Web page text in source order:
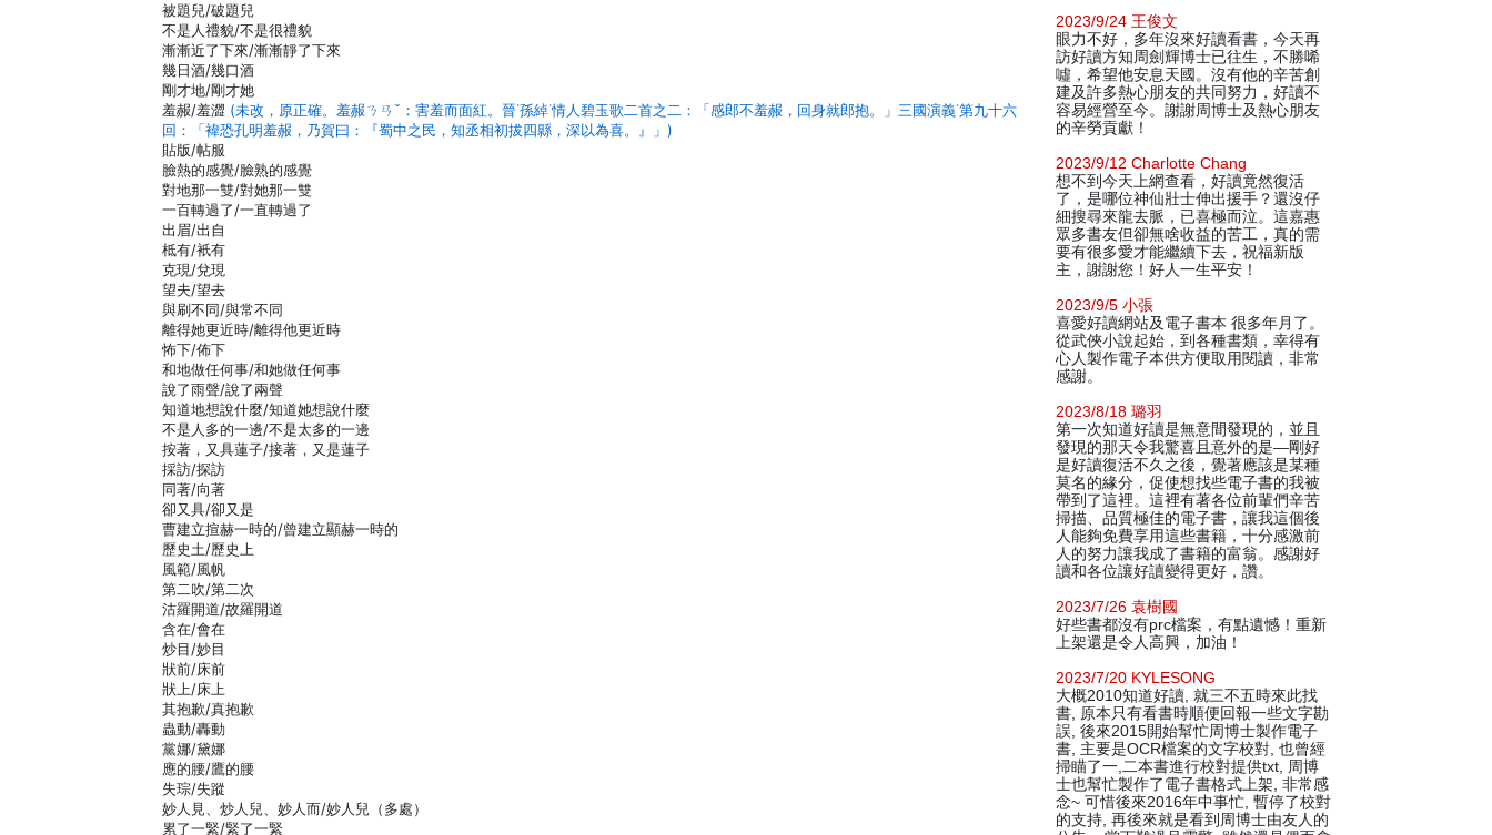
被題兒/破題兒
不是人禮貌/不是很禮貌
漸漸近了下來/漸漸靜了下來
幾日酒/幾口酒
剛才地/剛才她
羞赧/羞澀 (未改，原正確。羞赧ㄋㄢˇ：害羞而面紅。晉˙孫綽˙情人碧玉歌二首之二：「感郎不羞赧，回身就郎抱。」三國演義˙第九十六
回：「褘恐孔明羞赧，乃賀曰：『蜀中之民，知丞相初拔四縣，深以為喜。』」)
貼版/帖服
臉熱的感覺/臉熟的感覺
對地那一雙/對她那一雙
一百轉過了/一直轉過了
出眉/出自
柢有/衹有
克現/兌現
望夫/望去
與刷不同/與常不同
離得她更近時/離得他更近時
怖下/佈下
和地做任何事/和她做任何事
說了雨聲/說了兩聲
知道地想說什麼/知道她想說什麼
不是人多的一邊/不是太多的一邊
按著，又具蓮子/接著，又是蓮子
採訪/探訪
同著/向著
卻又具/卻又是
曹建立揎赫一時的/曾建立顯赫一時的
歷史土/歷史上
風範/風帆
第二吹/第二次
沽羅開道/故羅開道
含在/會在
炒目/妙目
狀前/床前
狀上/床上
其抱歉/真抱歉
蟲動/轟動
黨娜/黛娜
應的腰/鷹的腰
失琮/失蹤
妙人見、炒人兒、妙人而/妙人兒（多處）
累了一緊/緊了一緊
2023/9/24 王俊文
眼力不好，多年沒來好讀看書，今天再
訪好讀方知周劍輝博士已往生，不勝唏
噓，希望他安息天國。沒有他的辛苦創
建及許多熱心朋友的共同努力，好讀不
容易經營至今。謝謝周博士及熱心朋友
的辛勞貢獻！
2023/9/12 Charlotte Chang
想不到今天上網查看，好讀竟然復活
了，是哪位神仙壯士伸出援手？還沒仔
細搜尋來龍去脈，已喜極而泣。這嘉惠
眾多書友但卻無啥收益的苦工，真的需
要有很多愛才能繼續下去，祝福新版
主，謝謝您！好人一生平安！
2023/9/5 小張
喜愛好讀網站及電子書本 很多年月了。
從武俠小說起始，到各種書類，幸得有
心人製作電子本供方便取用閱讀，非常
感謝。
2023/8/18 璐羽
第一次知道好讀是無意間發現的，並且
發現的那天令我驚喜且意外的是—剛好
是好讀復活不久之後，覺著應該是某種
莫名的緣分，促使想找些電子書的我被
帶到了這裡。這裡有著各位前輩們辛苦
掃描、品質極佳的電子書，讓我這個後
人能夠免費享用這些書籍，十分感激前
人的努力讓我成了書籍的富翁。感謝好
讀和各位讓好讀變得更好，讚。
2023/7/26 袁樹國
好些書都沒有prc檔案，有點遺憾！重新
上架還是令人高興，加油！
2023/7/20 KYLESONG
大概2010知道好讀, 就三不五時來此找
書, 原本只有看書時順便回報一些文字勘
誤, 後來2015開始幫忙周博士製作電子
書, 主要是OCR檔案的文字校對, 也曾經
掃瞄了一,二本書進行校對提供txt, 周博
士也幫忙製作了電子書格式上架, 非常感
念~ 可惜後來2016年中事忙, 暫停了校對
的支持, 再後來就是看到周博士由友人的